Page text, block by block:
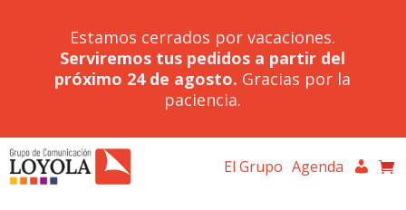
Estamos cerrados por vacaciones.
Serviremos tus pedidos a partir del
próximo 24 de agosto. Gracias por la
paciencia.
El Grupo Agenda